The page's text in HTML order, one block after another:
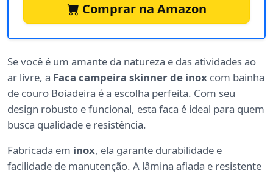
Comprar na Amazon
Se você é um amante da natureza e das atividades ao
ar livre, a Faca campeira skinner de inox com bainha
de couro Boiadeira é a escolha perfeita. Com seu
design robusto e funcional, esta faca é ideal para quem
busca qualidade e resistência.
Fabricada em inox, ela garante durabilidade e
facilidade de manutenção. A lâmina afiada e resistente